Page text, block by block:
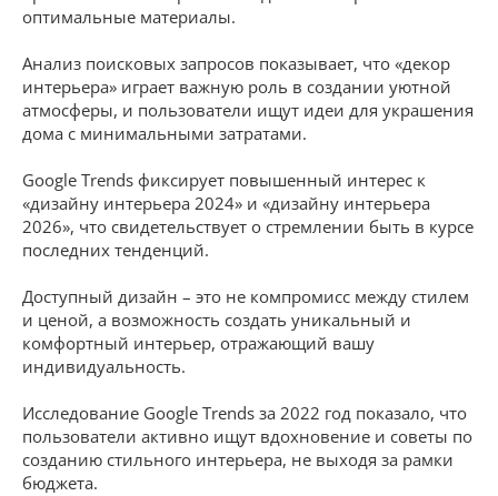
оптимальные материалы.
Анализ поисковых запросов показывает, что «декор
интерьера» играет важную роль в создании уютной
атмосферы, и пользователи ищут идеи для украшения
дома с минимальными затратами.
Google Trends фиксирует повышенный интерес к
«дизайну интерьера 2024» и «дизайну интерьера
2026», что свидетельствует о стремлении быть в курсе
последних тенденций.
Доступный дизайн – это не компромисс между стилем
и ценой, а возможность создать уникальный и
комфортный интерьер, отражающий вашу
индивидуальность.
Исследование Google Trends за 2022 год показало, что
пользователи активно ищут вдохновение и советы по
созданию стильного интерьера, не выходя за рамки
бюджета.